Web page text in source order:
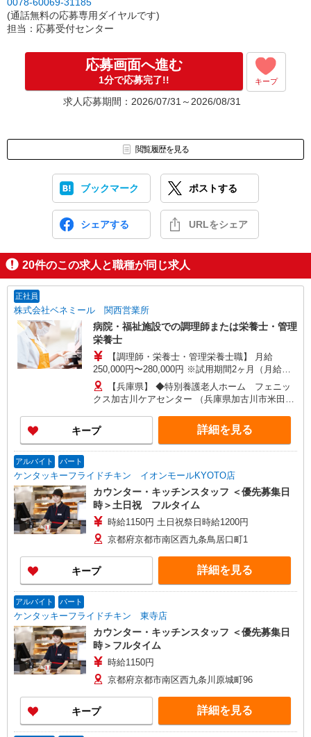
※お盆期間中は店舗により面接日程のご案内に通常よりお時間をい
ただく場合があります。
(店舗NO..110933)
(通話無料の応募専用ダイヤルです)
担当：応募受付センター
応募画面へ進む
1分で応募完了!! キープ
求人応募期間：2026/07/31～2026/08/31
閲覧履歴を見る
ブックマーク ポストする
シェアする URLをシェア
20件のこの求人と職種が同じ求人
正社員
株式会社ベネミール 関西営業所
病院・福祉施設での調理師または栄養士・管理
栄養士
【調理師・栄養士・管理栄養士職】 月給
250,000円〜280,000円 ※試用期間2ヶ月（月給
250,000円〜280,000円） ※給与幅は経験による
【エリア調理師職】 月給270,000円〜320,000円
※試用期間2〜6ヶ月（月給270,000円） ※給与幅
は調理技術・コミュニケーション力による
【兵庫県】 ◆特別養護老人ホーム フェニッ
クス加古川ケアセンター （兵庫県加古川市米田町
田5-3-13） ◆城陽江尻病院 （兵庫県姫路市北条1-
279） 【京都府】 ◆特別養護老人ホーム 塔南の
園 （京都府京都市南区西九条菅田町4-2） ◆住宅
市上京区仁和寺街道千本西入五番町153） ◆特別
養護老人ホーム 西山寮 （京都府京都市西京区大
原野石作町256-1） ◆高齢者福祉施設 西七条
（京都府京都市下京区西七条八幡町29） ◆宇治病
院 （京都府宇治市五ケ庄芝ノ東54-2） 【大阪府】
◆特別養護老人ホーム ぐんげ今城の丘 （大阪府
ム さざなみ鶴山台 （大阪府和泉市鶴山台3-2-2）
【奈良県】 ◆奈良春日病院 （奈良県奈良市鹿野園
町1212-1）
キープ 詳細を見る
アルバイト パート
ケンタッキーフライドチキン イオンモールKYOTO店
カウンター・キッチンスタッフ ＜優先募集日
時＞土日祝 フルタイム
時給1150円 土日祝祭日時給1200円
京都府京都市南区西九条鳥居口町1
キープ 詳細を見る
アルバイト パート
ケンタッキーフライドチキン 東寺店
カウンター・キッチンスタッフ ＜優先募集日
時＞フルタイム
時給1150円
京都府京都市南区西九条川原城町96
キープ 詳細を見る